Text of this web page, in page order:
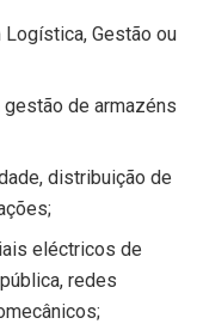
Logística, Gestão ou
de armazéns
distribuição de
eléctricos de
redes